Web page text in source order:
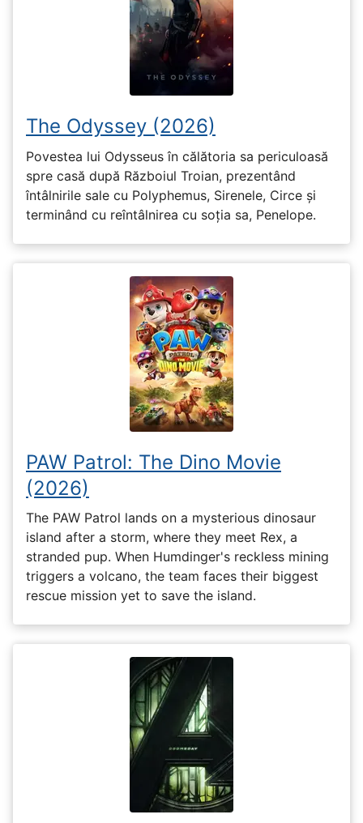
The Odyssey (2026)
Povestea lui Odysseus în călătoria sa periculoasă
spre casă după Războiul Troian, prezentând
întâlnirile sale cu Polyphemus, Sirenele, Circe și
terminând cu reîntâlnirea cu soția sa, Penelope.
PAW Patrol: The Dino Movie
(2026)
The PAW Patrol lands on a mysterious dinosaur
island after a storm, where they meet Rex, a
stranded pup. When Humdinger's reckless mining
triggers a volcano, the team faces their biggest
rescue mission yet to save the island.